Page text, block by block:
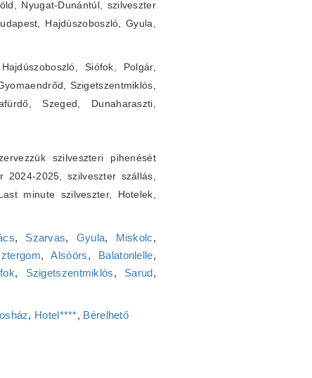
Nyugat-Dunántúl, szilveszter
Hajdúszoboszló, Gyula,
Siófok, Polgár,
Szigetszentmiklós,
Szeged, Dunaharaszti,
szilveszteri pihenését
2024-2025, szilveszter szállás,
minute szilveszter, Hotelek,
, Szarvas, Gyula, Miskolc,
,Alsóörs, Balatonlelle,
, Szigetszentmiklós, Sarud,
, Hotel****, Bérelhető